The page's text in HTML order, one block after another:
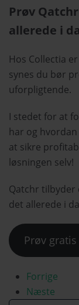
Prøv
allerede i
Hos Collectia
synes du bør
uforpligtende.
I stedet for at
har og
at sikre
løsningen selv!
Qatchr tilbyder
det allerede i
Prøv
Forrige
Næste